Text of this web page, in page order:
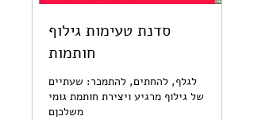
סדנת טעימות גילוף
חותמות
לגלף, להחתים, להתמכר: שעתיים
של גילוף מרגיע ויצירת חותמת גומי
משלכןם